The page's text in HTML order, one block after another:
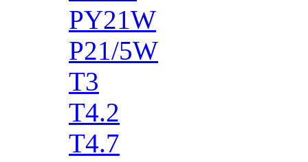
PY21W
P21/5W
T3
T4.2
T4.7